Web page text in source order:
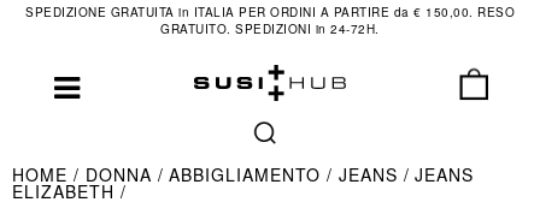
SPEDIZIONE GRATUITA in ITALIA PER ORDINI A PARTIRE da € 150,00. RESO
GRATUITO. SPEDIZIONI in 24-72H.
HOME DONNA ABBIGLIAMENTO JEANS JEANS
ELIZABETH